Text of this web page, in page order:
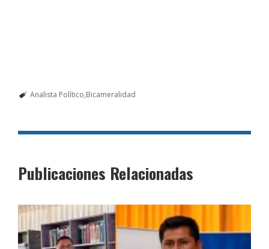
Analista Político Bicameralidad
Publicaciones Relacionadas